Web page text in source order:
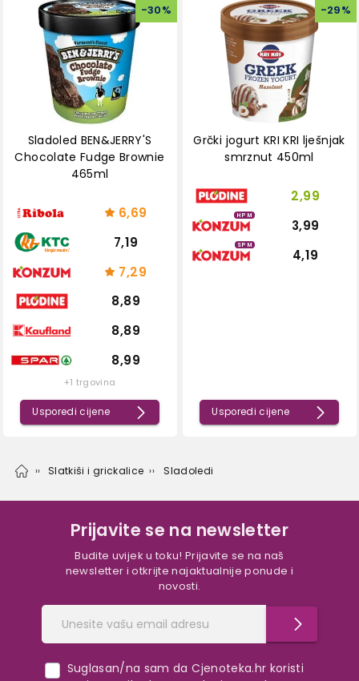
-30%
Sladoled BEN&JERRY'S
Chocolate Fudge Brownie
465ml
6,69
7,19
7,29
8,89
8,89
8,99
+1 trgovina
Usporedi cijene
-29%
Grčki jogurt KRI KRI lješnjak
smrznut 450ml
2,99
HPM
3,99
SPM
4,19
Usporedi cijene
Slatkiši i grickalice Sladoledi
Prijavite se na newsletter
Budite uvijek u toku! Prijavite se na naš
newsletter i otkrijte najaktualnije ponude i
novosti.
Suglasan/na sam da Cjenoteka.hr koristi